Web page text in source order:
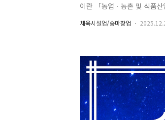
이란 「농업ㆍ농촌 및 식품
3조제6호에 따른 어촌 지역
는 시설을 말한다. 2. 농어촌
체육시설업/승마장업